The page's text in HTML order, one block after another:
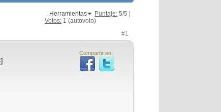
Herramientas Puntaje: 5/5 |
Votos: 1 (autovoto)
#1
Compartir en: